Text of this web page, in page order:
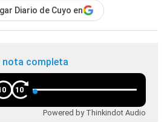
Diario de Cuyo en
nota completa
10
Powered by Thinkindot Audio